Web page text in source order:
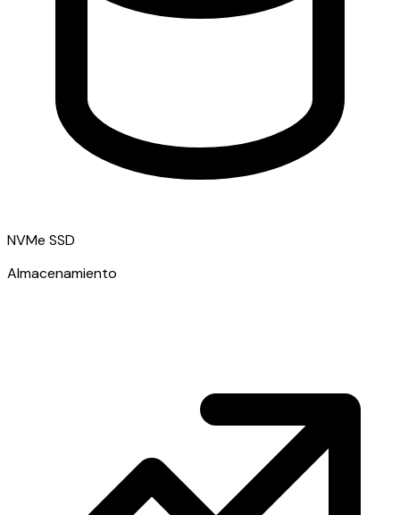
NVMe SSD
Almacenamiento